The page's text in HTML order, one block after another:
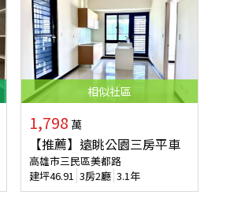
相似社區
1,798 萬
【推薦】遠眺公園三房平車
高雄市三民區美都路
建坪46.91 3房2廳 3.1年